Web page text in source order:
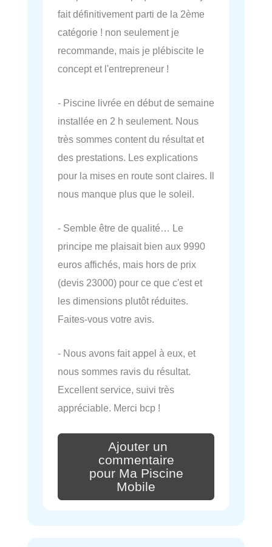
fait définitivement parti de la 2ème
catégorie ! non seulement je
recommande, mais je plébiscite le
concept et l'entrepreneur !
- Piscine livrée en début de semaine
installée en 2 h seulement. Nous
très sommes content du résultat et
des prestations. Les explications
pour la mises en route sont claires. Il
nous manque plus que le soleil.
- Semble être de qualité… Le
principe me plaisait bien aux 9990
euros affichés, mais hors de prix
(devis 23000) pour ce que c'est et
les dimensions plutôt réduites.
Faites-vous votre avis.
- Nous avons fait appel à eux, et
nous sommes ravis du résultat.
Excellent service, suivi très
appréciable. Merci bcp !
Ajouter un
commentaire
pour Ma Piscine
Mobile